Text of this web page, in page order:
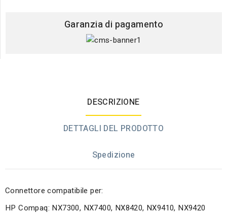
Garanzia di pagamento
DESCRIZIONE
DETTAGLI DEL PRODOTTO
Spedizione
Connettore compatibile per:
HP Compaq: NX7300, NX7400, NX8420, NX9410, NX9420